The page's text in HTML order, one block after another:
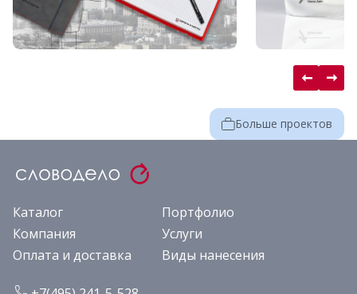
Больше проектов
Каталог
Портфолио
Компания
Услуги
Оплата и доставка
Виды нанесения